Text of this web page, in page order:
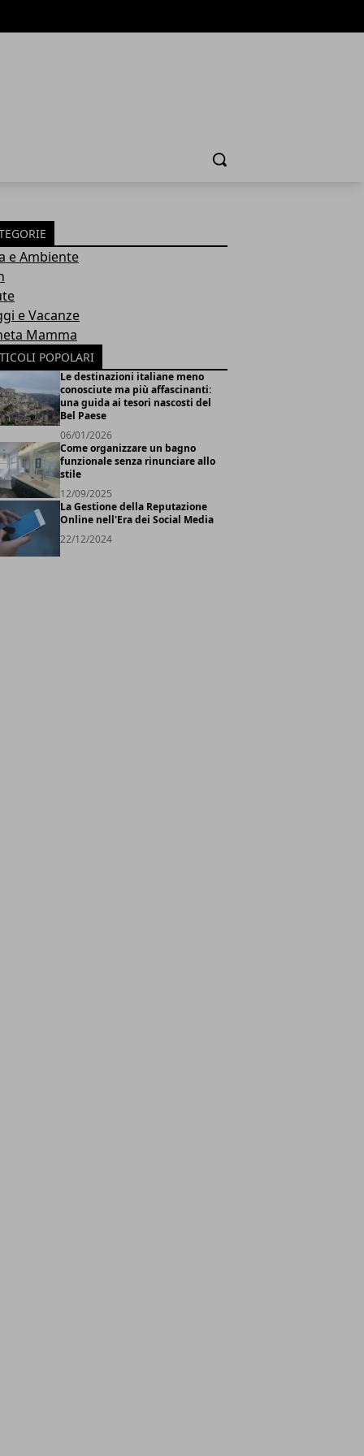
Cerca
e Ambiente
e Vacanze
Mamma
POPOLARI
Le destinazioni italiane meno
conosciute ma più affascinanti:
una guida ai tesori nascosti del
Bel Paese
06/01/2026
Come organizzare un bagno
funzionale senza rinunciare allo
stile
12/09/2025
La Gestione della Reputazione
Online nell'Era dei Social Media
22/12/2024